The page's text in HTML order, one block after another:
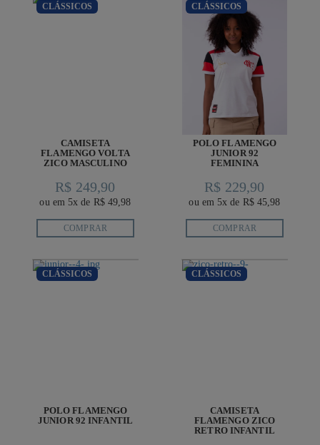
CLÁSSICOS
CAMISETA
FLAMENGO VOLTA
ZICO MASCULINO
R$ 249,90
ou em 5x de R$ 49,98
COMPRAR
CLÁSSICOS
POLO FLAMENGO
JUNIOR 92
FEMININA
R$ 229,90
ou em 5x de R$ 45,98
COMPRAR
CLÁSSICOS
POLO FLAMENGO
JUNIOR 92 INFANTIL
CLÁSSICOS
CAMISETA
FLAMENGO ZICO
RETRO INFANTIL